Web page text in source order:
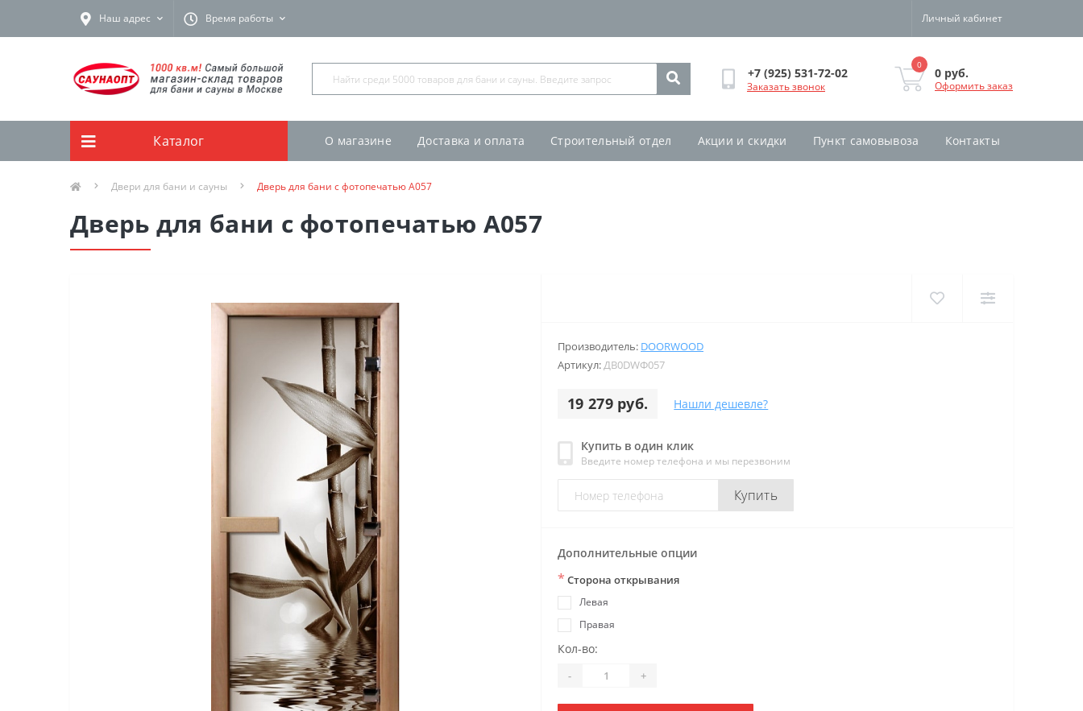
Наш адрес Время работы Личный кабинет
+7 (925) 531-72-02
Заказать звонок
0
0 руб.
Оформить заказ
Каталог О магазине Доставка и оплата Строительный отдел Акции и скидки Пункт самовывоза Контакты
Двери для бани и сауны Дверь для бани с фотопечатью А057
Дверь для бани с фотопечатью А057
Производитель: DOORWOOD
Артикул:ДB0DWФ057
19 279 руб. Нашли дешевле?
Купить в один клик
Введите номер телефона и мы перезвоним
Купить
Дополнительные опции
* Сторона открывания
Левая
Правая
Кол-во:
- +